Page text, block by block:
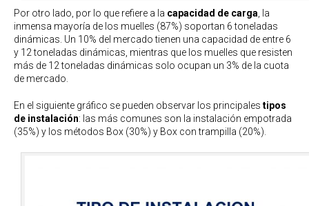
Por otro lado, por lo que refiere a la capacidad de carga , la
inmensa mayoría de los muelles (87%) soportan 6 toneladas
dinámicas. Un 10% del mercado tienen una capacidad de entre 6
y 12 toneladas dinámicas, mientras que los muelles que resisten
más de 12 toneladas dinámicas solo ocupan un 3% de la cuota
de mercado.
En el siguiente gráfico se pueden observar los principales tipos
de instalación: las más comunes son la instalación empotrada
(35%) y los métodos Box (30%) y Box con trampilla (20%).